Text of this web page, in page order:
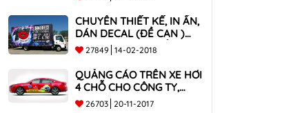
TOÀN QUỐC
CHUYÊN THIẾT KẾ, IN ẤN,
DÁN DECAL (ĐỀ CAN )
TRÊN THÙNG XE TẢI CHO
CÔNG TY
27849 14-02-2018
QUẢNG CÁO TRÊN XE HƠI
4 CHỖ CHO CÔNG TY,
DOANH NGHIỆP
26703 20-11-2017